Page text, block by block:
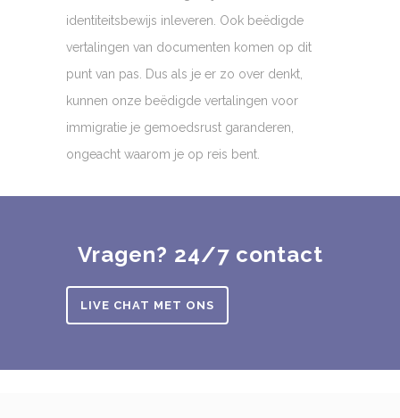
identiteitsbewijs inleveren. Ook beëdigde
vertalingen van documenten komen op dit
punt van pas. Dus als je er zo over denkt,
kunnen onze beëdigde vertalingen voor
immigratie je gemoedsrust garanderen,
ongeacht waarom je op reis bent.
Vragen? 24/7 contact
LIVE CHAT MET ONS